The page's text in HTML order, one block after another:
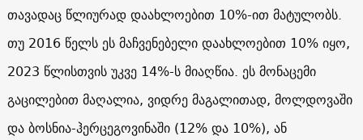
თავადაც წლიურად დაახლოებით 10%-ით მატულობს.
თუ 2016 წელს ეს მაჩვენებელი დაახლოებით 10% იყო,
2023 წლისთვის უკვე 14%-ს მიაღწია. ეს მონაცემი
გაცილებით მაღალია, ვიდრე მაგალითად, მოლდოვაში
და ბოსნია-ჰერცეგოვინაში (12% და 10%), ან